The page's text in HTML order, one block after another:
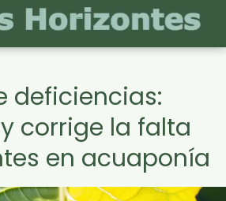
deficiencias:
corrige la falta
en acuaponía